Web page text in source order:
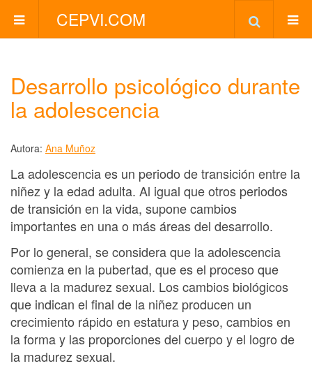
CEPVI.COM
Desarrollo psicológico durante
la adolescencia
Autora: Ana Muñoz
La adolescencia es un periodo de transición entre la
niñez y la edad adulta. Al igual que otros periodos
de transición en la vida, supone cambios
importantes en una o más áreas del desarrollo.
Por lo general, se considera que la adolescencia
comienza en la pubertad, que es el proceso que
lleva a la madurez sexual. Los cambios biológicos
que indican el final de la niñez producen un
crecimiento rápido en estatura y peso, cambios en
la forma y las proporciones del cuerpo y el logro de
la madurez sexual.